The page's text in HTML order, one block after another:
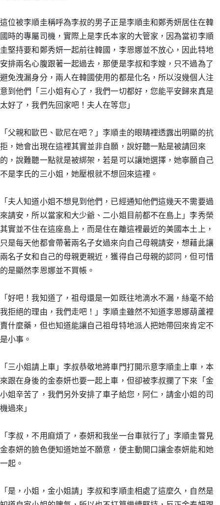
這位被李順圭稱呼為李叔的男子正是李順圭和鄭秀妍居住在韓
國時的專屬司機，實際上是李氏本家的大管家，因為當初李順
圭堅持要和鄭秀妍一起前往韓國，李恩娜並不放心，因此特地
安排兩名心腹跟著一起過去，那便是李叔和李嫂，只不過為了
避免洩漏身分，兩人在韓國使用的都是化名，所以沒幾個人注
意到他們「三小姐有心了，我們一切都好，您能平安歸來真是
太好了，我們先回家吧！夫人在等您」
「父親和歐巴、歐尼在吧？」李順圭的眼睛裡透露出明顯的抗
拒，她會出現在這裡其實並非自願，說好聽一點是被請回來
的，說難聽一點就是被綁架，若是可以讓她選擇，她寧願自己
不是李氏的三小姐，她壓根就不想回來這裡。
「夫人知道小姐不想見到他們，已經通知他們這幾天不需要過
來請安，所以當家和大少爺、二小姐目前都不在島上」李秀榮
其實並不住在這座島上，而是住在離這裡最近的美國本土上，
只是每天他都會帶著兩名子女過來向自己母親請安，想藉此讓
兩名子女和自己的母親更親近，獲得自己母親的認同，但可惜
的是顯然李恩娜並不買帳。
「好吧！我知道了，祖母還是一如既往地滴水不漏，絲毫不給
我拒絕的理由，我們走吧！」李順圭雖然不知道李恩娜葫蘆裡
賣什麼藥，但也知道能讓自己祖母特地派人把她帶回來肯定不
是小事。
「三小姐請上車」李叔恭敬地將車門打開示意李順圭上車，本
來跟在身後的金泰妍也要一起上車，但卻被李叔攔了下來「金
小姐辛苦了，我們另外安排了車子給您，阿仁，請金小姐的司
機過來」
「李叔，不用麻煩了，泰妍和我坐一台車就行了」李順圭瞥見
金泰妍的臉色便知道她並不願意，便主動開口讓金泰妍能和她
一起。
「是，小姐，金小姐請」李叔和李順圭相處了這麼久，自然是